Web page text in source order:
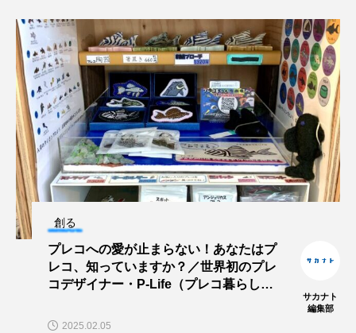
幼魚水族館 広島もとまち水族館 形態
微生物 採集 撮影 擬態 文化
文学 料理 新海生物 新潟市
旅行 日本固有種 旬 書籍
未利用魚 未来館 東京湾 栄養
横浜開運水族館 正月 歴史
死滅回遊魚 水 水族館 水族館人
水槽 水生昆虫
創る
プレコへの愛が止まらない！あなたはプ
レコ、知っていますか？／世界初のプレ
コデザイナー・P-Life（プレコ暮らし）
サカナト
編集部
2025.02.05